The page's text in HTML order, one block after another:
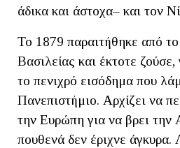
άδικα και άστοχα– και τον
Το 1879 παραιτήθηκε από
Βασιλείας και έκτοτε
το πενιχρό εισόδημα που
Πανεπιστήμιο. Αρχίζει να
την Ευρώπη για να βρει την
πουθενά δεν έριχνε